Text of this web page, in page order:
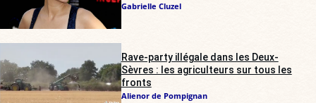
Gabrielle Cluzel
Rave-party illégale dans les Deux-
Sèvres : les agriculteurs sur tous les
fronts
Alienor de Pompignan